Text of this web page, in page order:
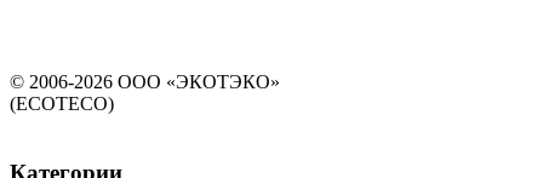
© 2006-2026 ООО «ЭКОТЭКО»
(ECOTECO)
Категории